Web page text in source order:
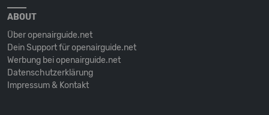
ABOUT
Über openairguide.net
Dein Support für openairguide.net
Werbung bei openairguide.net
Datenschutz­erklärung
Impressum & Kontakt